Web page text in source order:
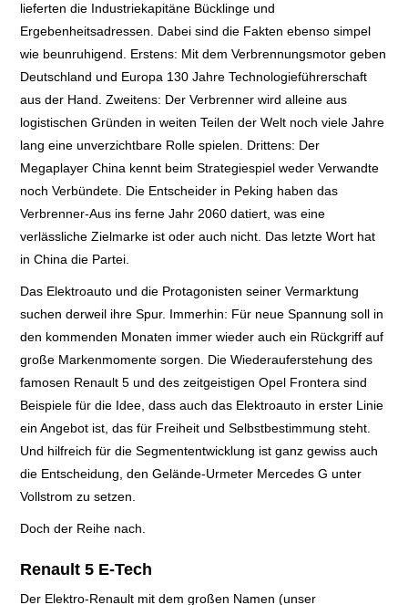
lieferten die Industriekapitäne Bücklinge und
Ergebenheitsadressen. Dabei sind die Fakten ebenso simpel
wie beunruhigend. Erstens: Mit dem Verbrennungsmotor geben
Deutschland und Europa 130 Jahre Technologieführerschaft
aus der Hand. Zweitens: Der Verbrenner wird alleine aus
logistischen Gründen in weiten Teilen der Welt noch viele Jahre
lang eine unverzichtbare Rolle spielen. Drittens: Der
Megaplayer China kennt beim Strategiespiel weder Verwandte
noch Verbündete. Die Entscheider in Peking haben das
Verbrenner-Aus ins ferne Jahr 2060 datiert, was eine
verlässliche Zielmarke ist oder auch nicht. Das letzte Wort hat
in China die Partei.
Das Elektroauto und die Protagonisten seiner Vermarktung
suchen derweil ihre Spur. Immerhin: Für neue Spannung soll in
den kommenden Monaten immer wieder auch ein Rückgriff auf
große Markenmomente sorgen. Die Wiederauferstehung des
famosen Renault 5 und des zeitgeistigen Opel Frontera sind
Beispiele für die Idee, dass auch das Elektroauto in erster Linie
ein Angebot ist, das für Freiheit und Selbstbestimmung steht.
Und hilfreich für die Segmententwicklung ist ganz gewiss auch
die Entscheidung, den Gelände-Urmeter Mercedes G unter
Vollstrom zu setzen.
Doch der Reihe nach.
Renault 5 E-Tech
Der Elektro-Renault mit dem großen Namen (unser